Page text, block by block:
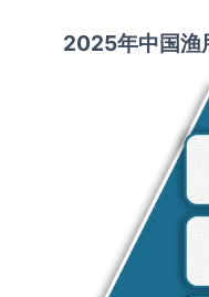
2025年中国渔